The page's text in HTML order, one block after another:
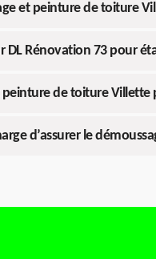
et peinture de toiture
DL Rénovation 73 pour
de toiture Villette
d’assurer le